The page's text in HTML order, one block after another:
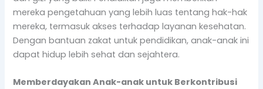
mereka pengetahuan yang lebih luas tentang hak-hak
mereka, termasuk akses terhadap layanan kesehatan.
Dengan bantuan zakat untuk pendidikan, anak-anak ini
dapat hidup lebih sehat dan sejahtera.
Memberdayakan Anak-anak untuk Berkontribusi